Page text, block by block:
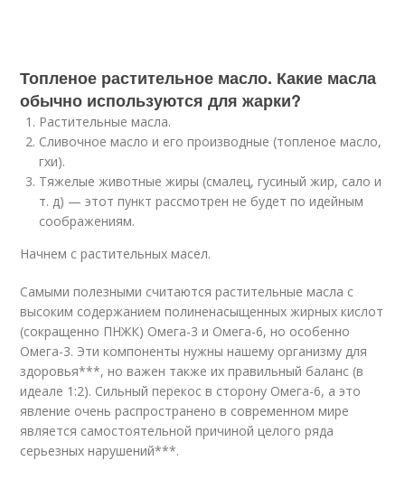
Топленое растительное масло. Какие масла
обычно используются для жарки?
Растительные масла.
Сливочное масло и его производные (топленое масло,
гхи).
Тяжелые животные жиры (смалец, гусиный жир, сало и
т. д) — этот пункт рассмотрен не будет по идейным
соображениям.
Начнем с растительных масел.
Самыми полезными считаются растительные масла с
высоким содержанием полиненасыщенных жирных кислот
(сокращенно ПНЖК) Омега-3 и Омега-6, но особенно
Омега-3. Эти компоненты нужны нашему организму для
здоровья***, но важен также их правильный баланс (в
идеале 1:2). Сильный перекос в сторону Омега-6, а это
явление очень распространено в современном мире
является самостоятельной причиной целого ряда
серьезных нарушений***.